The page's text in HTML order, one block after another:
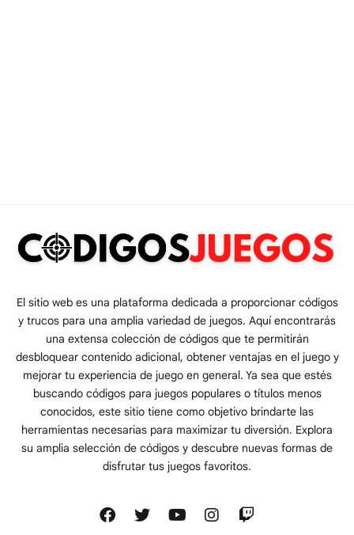
El sitio web es una plataforma dedicada a proporcionar códigos
y trucos para una amplia variedad de juegos. Aquí encontrarás
una extensa colección de códigos que te permitirán
desbloquear contenido adicional, obtener ventajas en el juego y
mejorar tu experiencia de juego en general. Ya sea que estés
buscando códigos para juegos populares o títulos menos
conocidos, este sitio tiene como objetivo brindarte las
herramientas necesarias para maximizar tu diversión. Explora
su amplia selección de códigos y descubre nuevas formas de
disfrutar tus juegos favoritos.